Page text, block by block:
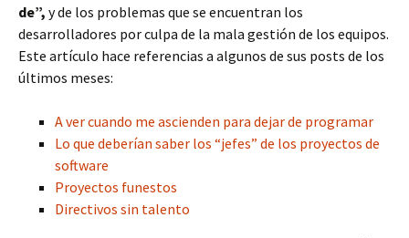
de”, y de los problemas que se encuentran los
desarrolladores por culpa de la mala gestión de los equipos.
Este artículo hace referencias a algunos de sus posts de los
últimos meses:
A ver cuando me ascienden para dejar de programar
Lo que deberían saber los “jefes” de los proyectos de
software
Proyectos funestos
Directivos sin talento